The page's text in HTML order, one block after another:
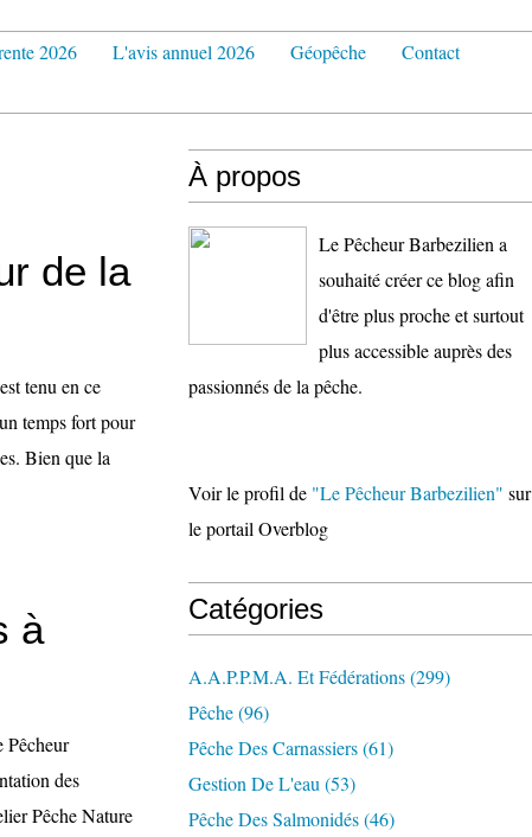
2026 L'avis annuel 2026 Géopêche
Contact
de la
tenu en ce
temps fort pour
Bien que la
à
Pêcheur
des
Pêche Nature
À propos
Le Pêcheur Barbezilien a
souhaité créer ce blog afin
d'être plus proche et surtout
plus accessible auprès des
passionnés de la pêche.
Voir le profil de "Le Pêcheur Barbezilien" sur
le portail Overblog
Catégories
A.a.p.p.m.a. Et Fédérations(299)
Pêche(96)
Pêche Des Carnassiers(61)
Gestion De L'eau (53)
Pêche Des Salmonidés(46)